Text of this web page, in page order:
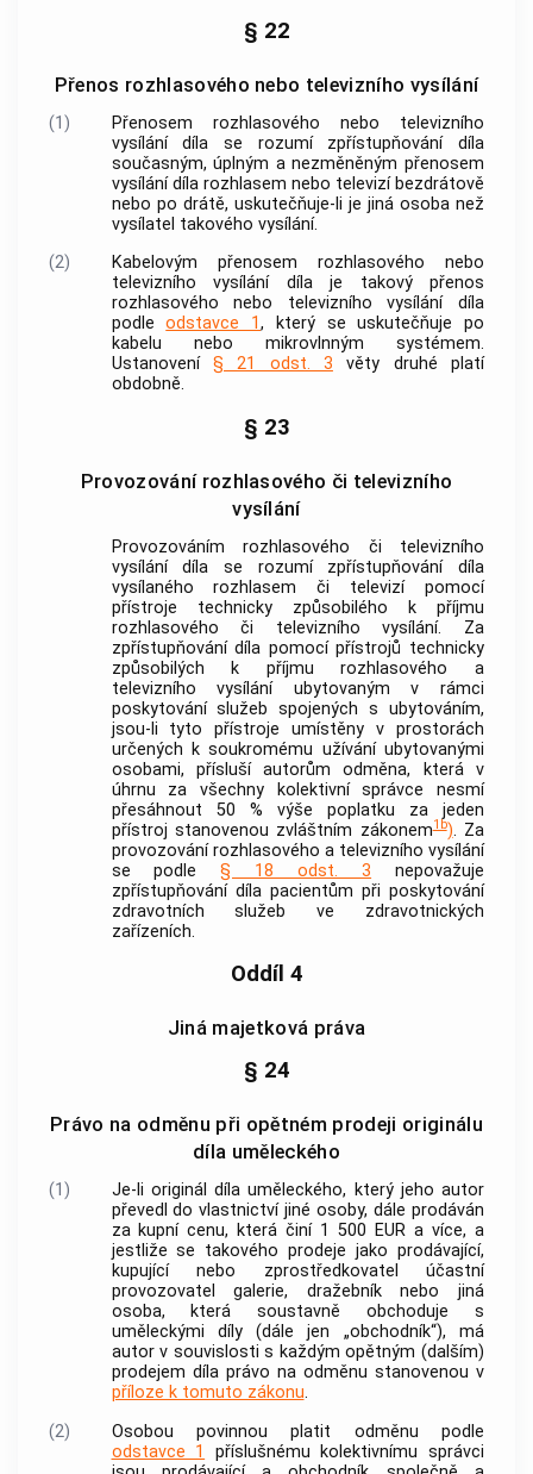
§ 22
Přenos rozhlasového nebo televizního vysílání
(1)
Přenosem rozhlasového nebo televizního
vysílání díla se rozumí zpřístupňování díla
současným, úplným a nezměněným přenosem
vysílání díla rozhlasem nebo televizíbezdrátově
nebo po drátě, uskutečňuje-li je jiná osoba než
vysílatel takového vysílání.
(2)
Kabelovým přenosem rozhlasového nebo
televizního vysílánídíla je takový přenos
rozhlasového nebo televizníhovysílánídíla
podleodstavce 1, který se uskutečňuje po
kabelu nebo mikrovlnným systémem.
Ustanovení § 21 odst. 3 věty druhé platí
obdobně.
§ 23
Provozování rozhlasového či televizního
vysílání
Provozováním rozhlasového či televizního
vysílání díla se rozumí zpřístupňování díla
vysílaného rozhlasem či televizí pomocí
přístroje technicky způsobilého k příjmu
rozhlasového či televizníhovysílání. Za
zpřístupňování díla pomocí přístrojů technicky
způsobilých k příjmu rozhlasového a
televizníhovysíláníubytovaným v rámci
poskytování služeb spojených s ubytováním,
jsou-li tyto přístroje umístěny v prostorách
určených k soukromému užívání ubytovanými
osobami, příslušíautorům odměna, která v
úhrnu za všechny kolektivní správce nesmí
přesáhnout 50 % výše poplatku za jeden
přístroj stanovenou zvláštním zákonem1b). Za
provozování rozhlasového a televizního vysílání
se podle§ 18 odst. 3 nepovažuje
zpřístupňování díla pacientům při poskytování
zdravotních služeb ve zdravotnických
zařízeních.
Oddíl 4
Jiná majetková práva
§ 24
Právo na odměnu při opětném prodeji originálu
díla uměleckého
(1) Je-li originál díla uměleckého, který jeho autor
převedl do vlastnictví jiné osoby, dále prodáván
za kupní cenu, která činí 1 500 EUR a více, a
jestliže se takového prodeje jako prodávající,
kupující nebo zprostředkovatel účastní
provozovatel galerie, dražebník nebo jiná
osoba, která soustavně obchoduje s
uměleckými díly (dále jen „obchodník“), má
autorv souvislosti s každým opětným (dalším)
prodejem díla právo na odměnu stanovenou v
příloze k tomuto zákonu.
(2)
Osobou povinnou platit odměnu podle
odstavce 1
příslušnému kolektivnímu správci